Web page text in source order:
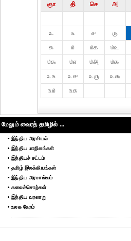
ஞா தி் செ அ
௨
௩ ௪ ௫
௯
௰ ௰௧ ௰௨
௰௬
௰௭ ௰௮ ௰௯
௨௩
௨௪ ௨௫ ௨௬
௩௰
௩௧
மேலும் வைரத் தமிழில் ...
• இந்திய அரசியல்
• இந்திய மாநிலங்கள்
• இந்தியச் சட்டம்
• தமிழ் இலக்கியங்கள்
• இந்திய அரசாங்கம்
• கலைச்சொற்கள்
• இந்திய வரலாறு
• உலக நேரம்